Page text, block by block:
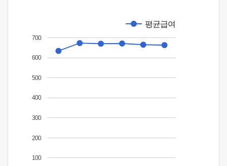
평균급여
100
200
300
400
500
600
700